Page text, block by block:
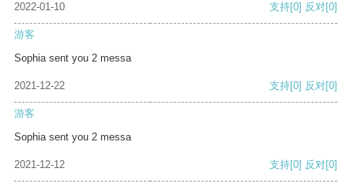
2022-01-10 支持[0] 反对[0]
游客
Sophia sent you 2 messa
2021-12-22 支持[0] 反对[0]
游客
Sophia sent you 2 messa
2021-12-12 支持[0] 反对[0]